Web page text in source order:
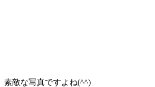
素敵な写真ですよね(^^)